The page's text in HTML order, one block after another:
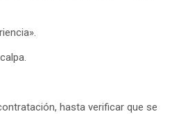
hasta verificar que se